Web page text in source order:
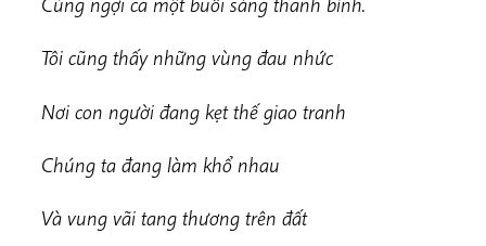
Tôi cũng thấy những vùng đau nhức
Nơi con người đang kẹt thế giao tranh
Chúng ta đang làm khổ nhau
Và vung vãi tang thương trên đất